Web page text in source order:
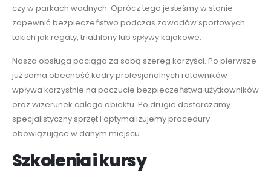
czy w parkach wodnych. Oprócz tego jesteśmy w stanie
zapewnić bezpieczeństwo podczas zawodów sportowych
takich jak regaty, triathlonylub spływy kajakowe.
Nasza obsługa pociąga za sobą szereg korzyści. Po pierwsze
już sama obecność kadry profesjonalnych ratowników
wpływa korzystnie na poczucie bezpieczeństwa użytkowników
oraz wizerunek całego obiektu. Po drugie dostarczamy
specjalistyczny sprzęt i optymalizujemy procedury
obowiązujące w danym miejscu.
Szkolenia i kursy